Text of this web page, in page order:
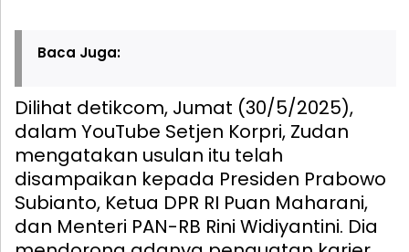
Baca Juga:
Dilihat detikcom, Jumat (30/5/2025),
dalam YouTube Setjen Korpri, Zudan
mengatakan usulan itu telah
disampaikan kepada Presiden Prabowo
Subianto, Ketua DPR RI Puan Maharani,
dan Menteri PAN-RB Rini Widiyantini. Dia